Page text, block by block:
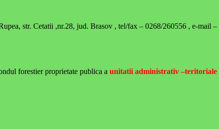
str. Cetatii ,nr.28, jud. Brasov , tel/fax – 0268/260556 , e-mail –
forestier proprietate publica a unitatii administrativ –teritoriale